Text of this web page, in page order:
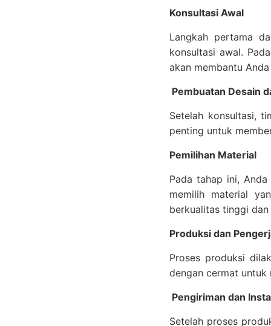
Konsultasi Awal
Langkah pertama
konsultasi awal.
akan membantu
Pembuatan Desain
Setelah konsultasi,
penting untuk
Pemilihan Material
Pada tahap ini,
memilih material
berkualitas tinggi dan
Produksi dan
Proses produksi
dengan cermat untuk
Pengiriman dan
Setelah proses